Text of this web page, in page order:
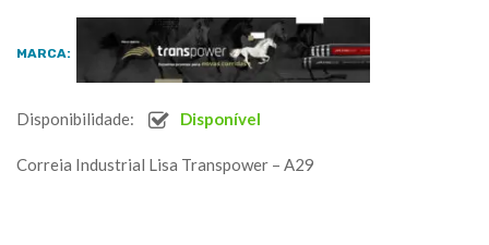
MARCA:
Disponibilidade: Disponível
Correia Industrial Lisa Transpower – A29